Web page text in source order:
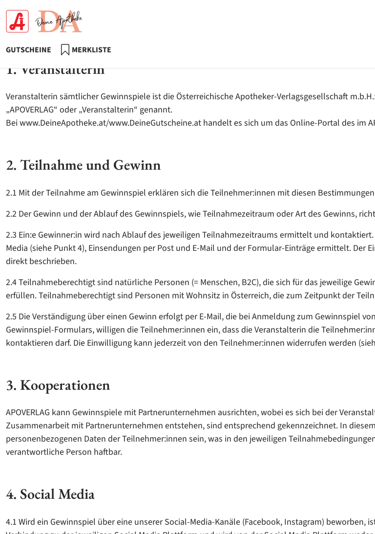
GUTSCHEINE MERKLISTE
Teilnahmebedingungen
1. Veranstalterin
Veranstalterin sämtlicher Gewinnspiele ist die Österreichische Apotheker-Verlagsgesellschaft
„APOVERLAG“ oder „Veranstalterin“ genannt.
Bei www.DeineApotheke.at/www.DeineGutscheine.at handelt es sich um das Online-Portal des im
2. Teilnahme und Gewinn
2.1 Mit der Teilnahme am Gewinnspiel erklären sich die Teilnehmer:innen mit diesen
2.2 Der Gewinn und der Ablauf des Gewinnspiels, wie Teilnahmezeitraum oder Art des Gewinns,
2.3 Ein:e Gewinner:in wird nach Ablauf des jeweiligen Teilnahmezeitraums ermittelt und
Media (siehe Punkt 4), Einsendungen per Post und E-Mail und der Formular-Einträge ermittelt.
direkt beschrieben.
2.4 Teilnahmeberechtigt sind natürliche Personen (= Menschen, B2C), die sich für das jeweilige
erfüllen. Teilnahmeberechtigt sind Personen mit Wohnsitz in Österreich, die zum Zeitpunkt der
2.5 Die Verständigung über einen Gewinn erfolgt per E-Mail, die bei Anmeldung zum Gewinnspiel
Gewinnspiel-Formulars, willigen die Teilnehmer:innen ein, dass die Veranstalterin die
kontaktieren darf. Die Einwilligung kann jederzeit von den Teilnehmer:innen widerrufen werden
3. Kooperationen
APOVERLAG kann Gewinnspiele mit Partnerunternehmen ausrichten, wobei es sich bei der
Zusammenarbeit mit Partnerunternehmen entstehen, sind entsprechend gekennzeichnet. In
personenbezogenen Daten der Teilnehmer:innen sein, was in den jeweiligen
verantwortliche Person haftbar.
4. Social Media
4.1 Wird ein Gewinnspiel über eine unserer Social-Media-Kanäle (Facebook, Instagram) beworben,